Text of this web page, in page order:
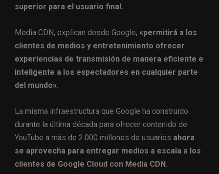
superior para el usuario final.
Media CDN, explican desde Google, «permitirá a los
clientes de medios y entretenimiento ofrecer
experiencias de transmisión de manera eficiente e
inteligente a los espectadores en cualquier parte
del mundo».
La misma infraestructura que Google ha construido
durante la última década para ofrecer contenido de
YouTube a más de 2.000 millones de usuarios ahora
se aprovecha para entregar medios a escala a los
clientes de Google Cloud con Media CDN.